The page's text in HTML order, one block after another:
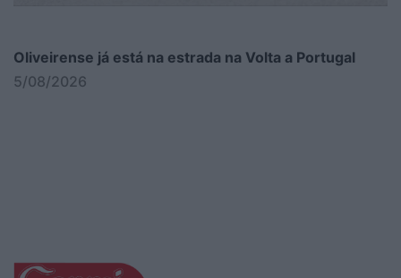
Oliveirense já está na estrada na Volta a Portugal
5/08/2026